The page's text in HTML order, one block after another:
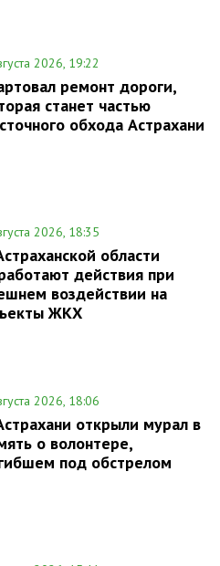
2026, 19:22
ремонт дороги,
станет частью
обхода Астрахани
2026, 18:35
области
действия при
воздействии на
ЖКХ
2026, 18:06
открыли мурал в
о волонтере,
под обстрелом